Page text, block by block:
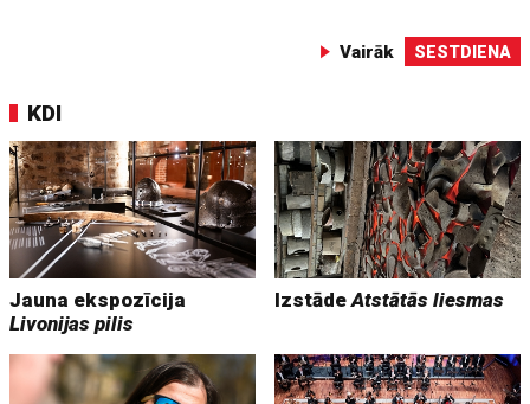
Vairāk SESTDIENA
KDI
Jauna ekspozīcija
Livonijas pilis
IzstādeAtstātās liesmas